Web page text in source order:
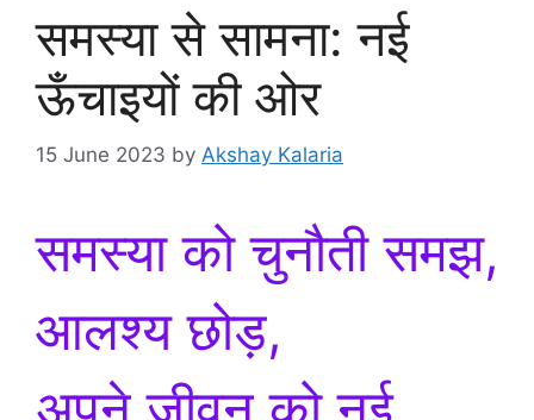
समस्या से सामना: नई
ऊँचाइयों की ओर
15 June 2023 by Akshay Kalaria
समस्या को चुनौती समझ,
आलश्य छोड़,